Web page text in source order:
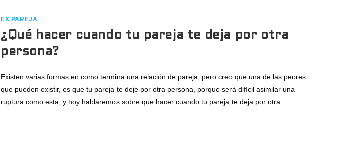
EX PAREJA
¿Qué hacer cuando tu pareja te deja por otra
persona?
Existen varias formas en como termina una relación de pareja, pero creo que una de las peores
que pueden existir, es que tu pareja te deje por otra persona, porque será difícil asimilar una
ruptura como esta, y hoy hablaremos sobre que hacer cuando tu pareja te deja por otra…